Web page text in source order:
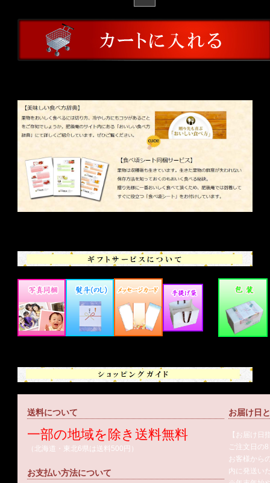
送料について
一部の地域を除き送料無料
（北海道・東北6県は送料500円）
お支払い方法について
お届け日
【お届け日
ご注文日の
お客様から
内に発送い